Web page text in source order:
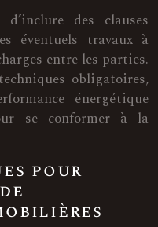
des clauses
éventuels travaux à
entre les parties.
obligatoires,
énergétique
se conformer à la
pour